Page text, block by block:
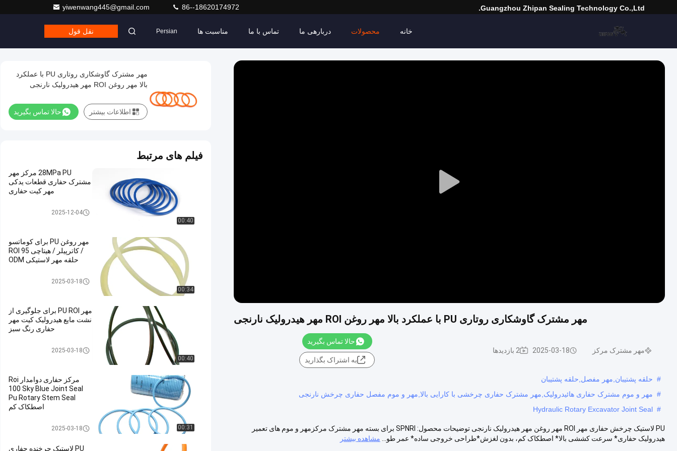
Guangzhou Zhipan Sealing Technology Co.,Ltd.
yiwenwang445@gmail.com 86--18620174972
خانه محصولات دربارهی ما تماس با ما مناسبت ها Persian نقل قول
Play
مهر مشترک گاوشکاری روتاری PU با عملکرد بالا مهر روغن ROI مهر هیدرولیک نارنجی
مهر مشترک مرکز 2025-03-18 2 بازدیدها
حالا تماس بگیرید
به اشتراک بگذارید
# حلقه پشتیبان,مهر مفصل,حلقه پشتیبان
# مهر و موم مشترک حفاری هائیدرولیک,مهر مشترک حفاری چرخشی با کارایی بالا,مهر و موم مفصل حفاری چرخش نارنجی
#
Hydraulic Rotary Excavator Joint Seal
PU لاستیک چرخش حفاری مهر ROI مهر روغن مهر هیدرولیک نارنجی توضیحات محصول: SPNRI برای بسته مهر مشترک مرکزمهر و موم های تعمیر
هیدرولیک حفاری* سرعت کششی بالا* اصطکاک کم، بدون لغزش*طراحی خروجی ساده* عمر طو...
مشاهده بیشتر
مهر مشترک گاوشکاری روتاری PU با عملکرد
بالا مهر روغن ROI مهر هیدرولیک نارنجی
حالا تماس بگیرید اطلاعات بیشتر
فیلم های مرتبط
00:40
28MPa PU مرکز مهر
مشترک حفاری قطعات یدکی
مهر کیت حفاری
مهر مشترک مرکز2025-12-04
00:34
مهر روغن PU برای کوماتسو
/ کاترپیلر / هیتاچی ROI 95
حلقه مهر لاستیکی ODM
مهر مشترک مرکز2025-03-18
00:40
مهر PU ROI برای جلوگیری از
نشت مایع هیدرولیک کیت مهر
حفاری رنگ سبز
مهر مشترک مرکز2025-03-18
00:31
مرکز حفاری دوامدار Roi
100 Sky Blue Joint Seal
Pu Rotary Stem Seal
اصطکاک کم
مهر مشترک مرکز2025-03-18
PU لاستیک چرخنده حفاری